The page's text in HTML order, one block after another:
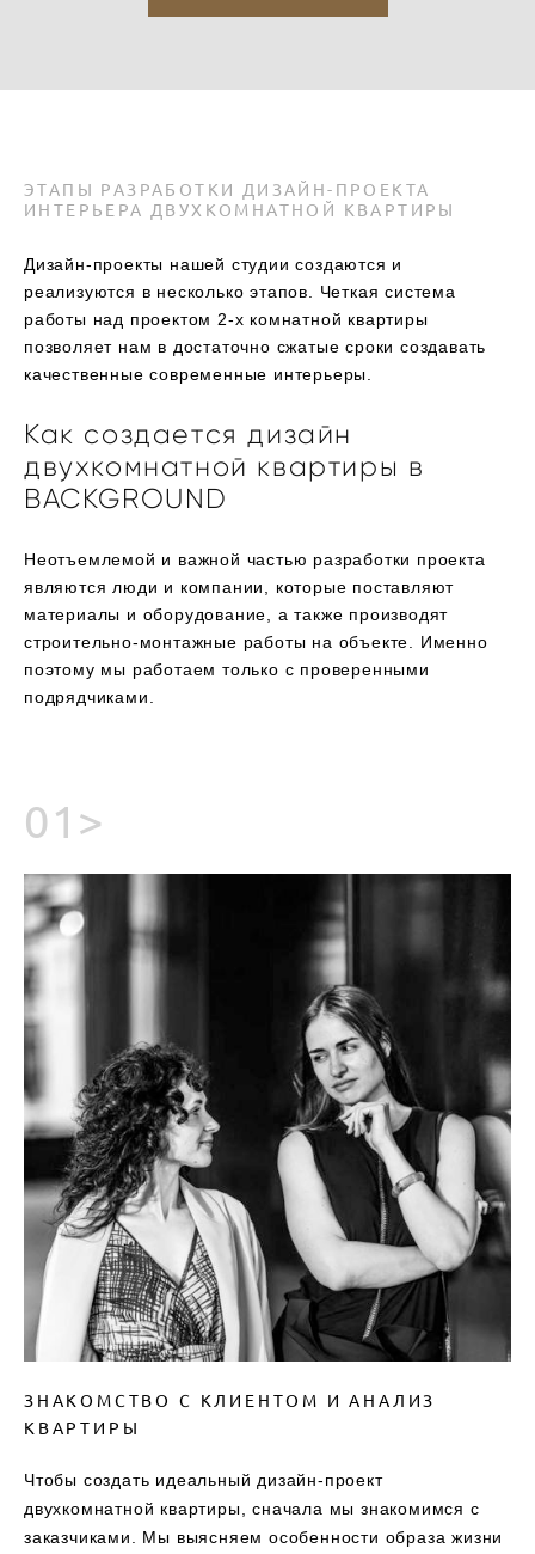
ЭТАПЫ РАЗРАБОТКИ ДИЗАЙН-ПРОЕКТА
ИНТЕРЬЕРА ДВУХКОМНАТНОЙ КВАРТИРЫ
Дизайн-проекты нашей студии создаются и
реализуются в несколько этапов. Четкая система
работы над проектом 2-х комнатной квартиры
позволяет нам в достаточно сжатые сроки создавать
качественные современные интерьеры.
Как создается дизайн
двухкомнатной квартиры в
BACKGROUND
Неотъемлемой и важной частью разработки проекта
являются люди и компании, которые поставляют
материалы и оборудование, а также производят
строительно-монтажные работы на объекте. Именно
поэтому мы работаем только с проверенными
подрядчиками.
01>
ЗНАКОМСТВО С КЛИЕНТОМ И АНАЛИЗ
КВАРТИРЫ
Чтобы создать идеальный дизайн-проект
двухкомнатной квартиры, сначала мы знакомимся с
заказчиками. Мы выясняем особенности образа жизни